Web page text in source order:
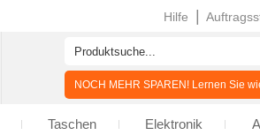
Hilfe
NOCH MEHR SPAREN! Lernen Sie
Taschen Elektronik